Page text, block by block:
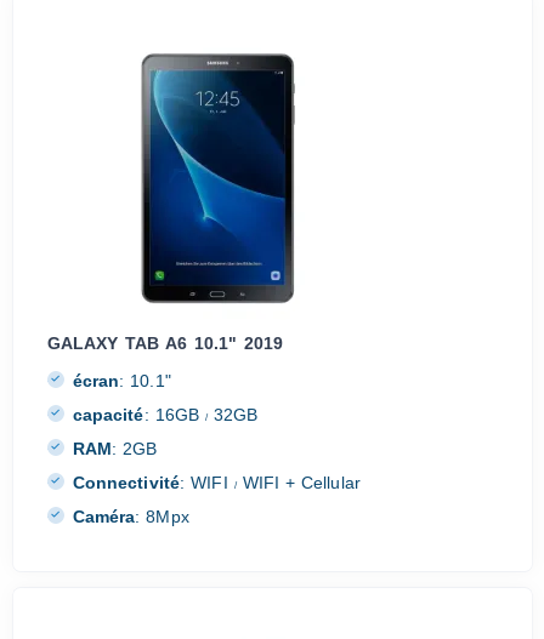
GALAXY TAB A6 10.1" 2019
écran: 10.1"
capacité: 16GB/ 32GB
RAM: 2GB
Connectivité: WIFI /WIFI + Cellular
Caméra: 8Mpx